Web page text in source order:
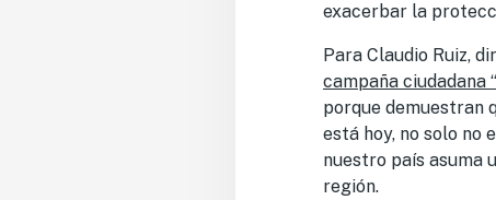
exacerbar la
Para Claudio Ruiz,
campaña ciudadana
porque demuestran
está hoy, no solo no
nuestro país asuma
región.